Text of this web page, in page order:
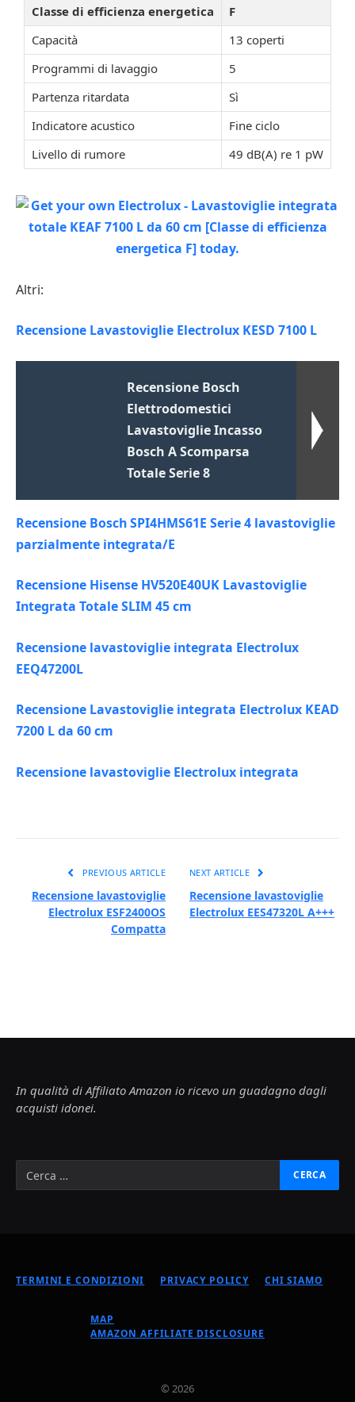
Classe di efficienza energetica
F
Capacità
13 coperti
Programmi di lavaggio
5
Partenza ritardata
Sì
Indicatore acustico
Fine ciclo
Livello di rumore
49 dB(A) re 1 pW
Altri:
Recensione Lavastoviglie Electrolux KESD 7100 L
Recensione Bosch
Elettrodomestici
Lavastoviglie Incasso
Bosch A Scomparsa
Totale Serie 8
Recensione Bosch SPI4HMS61E Serie 4 lavastoviglie
parzialmente integrata/E
Recensione Hisense HV520E40UK Lavastoviglie
Integrata Totale SLIM 45 cm
Recensione lavastoviglie integrata Electrolux
EEQ47200L
Recensione Lavastoviglie integrata Electrolux KEAD
7200 L da 60 cm
Recensione lavastoviglie Electrolux integrata
PREVIOUS ARTICLE
Recensione lavastoviglie
Electrolux ESF2400OS
Compatta
NEXT ARTICLE
Recensione lavastoviglie
Electrolux EES47320L A+++
In qualità di Affiliato Amazon io ricevo un guadagno dagli
acquisti idonei.
TERMINI E CONDIZIONI PRIVACY POLICY CHI SIAMO
MAP
AMAZON AFFILIATE DISCLOSURE
© 2026